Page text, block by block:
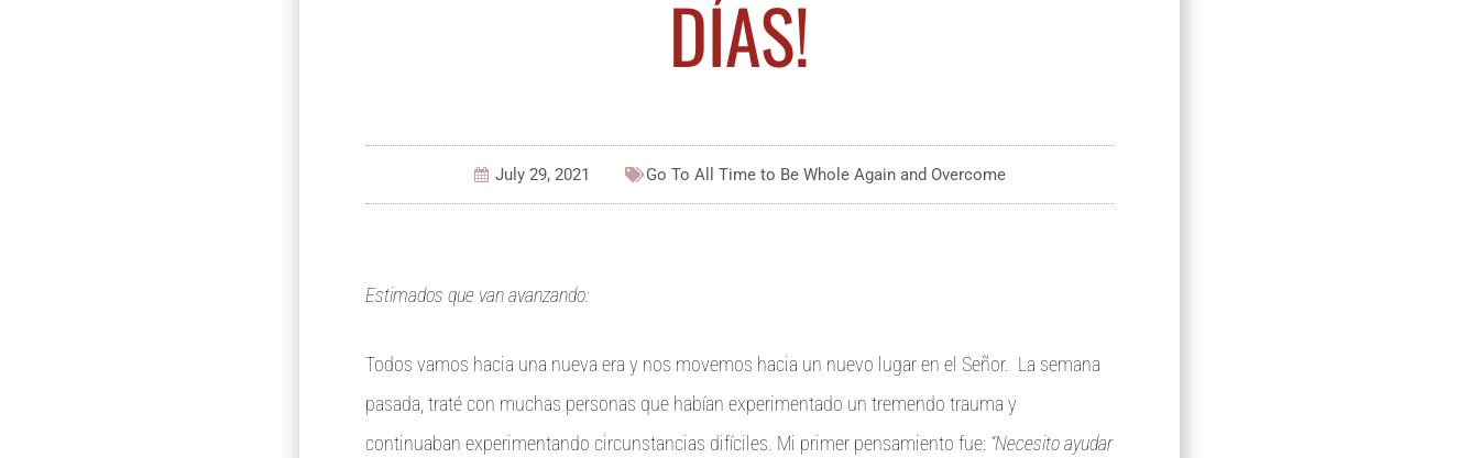
DÍAS!
July 29, 2021 Go To All Time to Be Whole Again and Overcome
Estimados que van avanzando:
Todos vamos hacia una nueva era y nos movemos hacia un nuevo lugar en el Señor. La semana
pasada, traté con muchas personas que habían experimentado un tremendo trauma y
continuaban experimentando circunstancias difíciles. Mi primer pensamiento fue: “Necesito ayudar